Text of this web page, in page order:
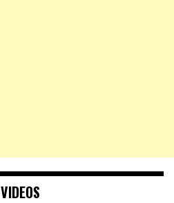
VIDEOS